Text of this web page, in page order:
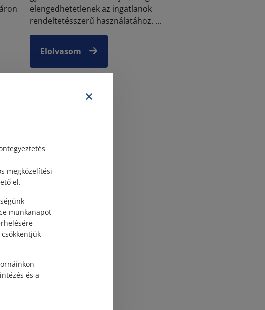
elengedhetetlenek az ingatlanok
rendeltetésszerű használatához. ...
Elolvasom
megközelítési
el.
munkanapot
és a